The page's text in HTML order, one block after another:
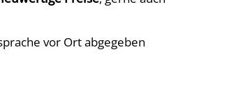
vor Ort abgegeben